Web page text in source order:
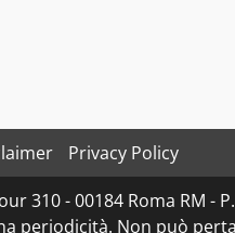
Privacy Policy
310 - 00184 Roma RM -
periodicità. Non può